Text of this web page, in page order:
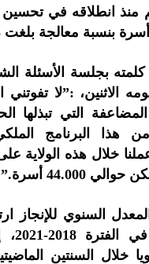
منذ انطلاقه في
بجلسة الأسئلة
الاثنين، :”لا تفوتني
التي تبذلها
من هذا البرنامج
خلال هذه الولاية
أسرة.”
أسرة
سنويا خلال السنتين